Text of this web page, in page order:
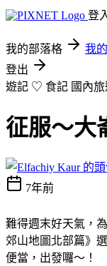
登
我的部落格 我
登出
遊記 ♡ 食記 國內
征服～大
7年前
難得週末好天氣，
郊山地圖北部篇》
便當，出發囉～！